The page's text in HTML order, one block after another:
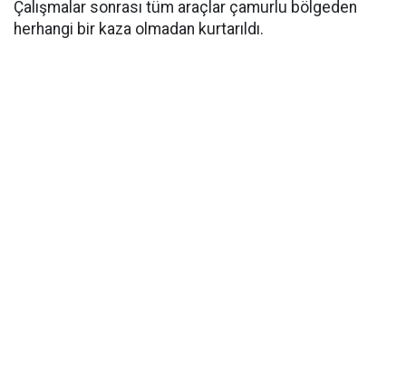
Çalışmalar sonrası tüm araçlar çamurlu bölgeden
herhangi bir kaza olmadan kurtarıldı.